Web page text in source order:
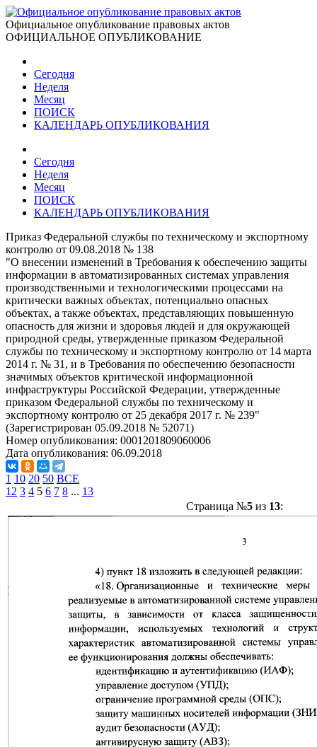
Официальное опубликование правовых актов
ОФИЦИАЛЬНОЕ ОПУБЛИКОВАНИЕ
Сегодня
Неделя
Месяц
ПОИСК
КАЛЕНДАРЬ ОПУБЛИКОВАНИЯ
Сегодня
Неделя
Месяц
ПОИСК
КАЛЕНДАРЬ ОПУБЛИКОВАНИЯ
Приказ Федеральной службы по техническому и экспортному
контролю от 09.08.2018 № 138
"О внесении изменений в Требования к обеспечению защиты
информации в автоматизированных системах управления
производственными и технологическими процессами на
критически важных объектах, потенциально опасных
объектах, а также объектах, представляющих повышенную
опасность для жизни и здоровья людей и для окружающей
природной среды, утвержденные приказом Федеральной
службы по техническому и экспортному контролю от 14 марта
2014 г. № 31, и в Требования по обеспечению безопасности
значимых объектов критической информационной
инфраструктуры Российской Федерации, утвержденные
приказом Федеральной службы по техническому и
экспортному контролю от 25 декабря 2017 г. № 239"
(Зарегистрирован 05.09.2018 № 52071)
Номер опубликования: 0001201809060006
Дата опубликования: 06.09.2018
1 10 20 50 ВСЕ
1 2 3 4 5 6 7 8 ... 13
Страница №5из 13: